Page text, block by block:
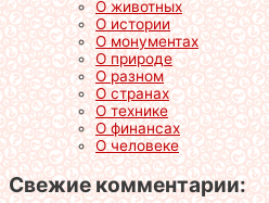
О животных
О истории
О монументах
О природе
О разном
О странах
О технике
О финансах
О человеке
Свежие комментарии: